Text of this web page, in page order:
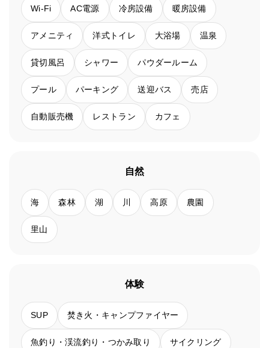
Wi-Fi AC電源 冷房設備 暖房設備
アメニティ 洋式トイレ 大浴場 温泉
貸切風呂 シャワー パウダールーム
プール パーキング 送迎バス 売店
自動販売機 レストラン カフェ
自然
海 森林 湖 川 高原 農園
里山
体験
SUP 焚き火・キャンプファイヤー
魚釣り・渓流釣り・つかみ取り サイクリング